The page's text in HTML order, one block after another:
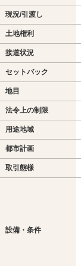
現況/引渡し
土地権利
接道状況
セットバック
地目
法令上の制限
用途地域
都市計画
取引態様
設備・条件